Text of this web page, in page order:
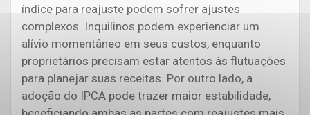
índice para reajuste podem sofrer ajustes
complexos. Inquilinos podem experienciar um
alívio momentâneo em seus custos, enquanto
proprietários precisam estar atentos às flutuações
para planejar suas receitas. Por outro lado, a
adoção do IPCA pode trazer maior estabilidade,